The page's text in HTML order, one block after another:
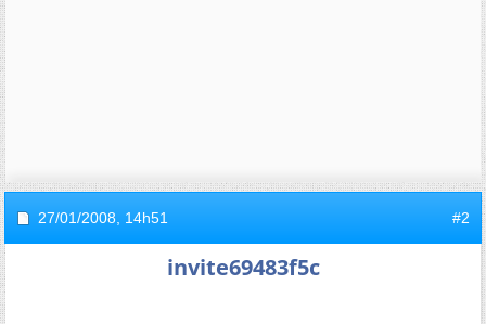
27/01/2008, 14h51 #2
invite69483f5c